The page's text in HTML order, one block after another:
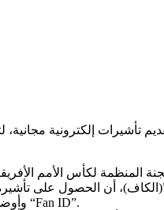
تأشيرات إلكترونية
المنظمة لكأس الأمم
تطبيق “يلا”.
وأوضحت اللجنة أن الدخول إلى الملاعب يستلزم الحصول على بطاقة المشجع “Fan ID”.